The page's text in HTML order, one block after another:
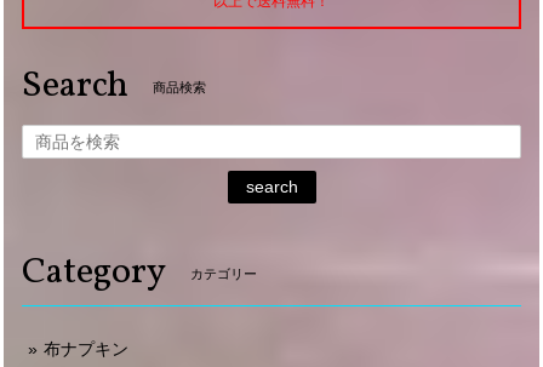
Search 商品検索
search
Category カテゴリー
布ナプキン